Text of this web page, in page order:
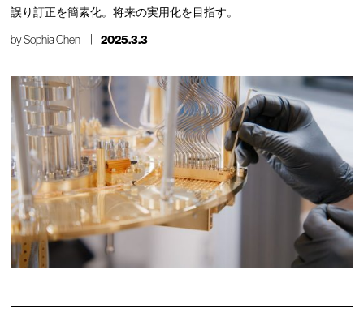
誤り訂正を簡素化。将来の実用化を目指す。
bySophia Chen 2025.3.3